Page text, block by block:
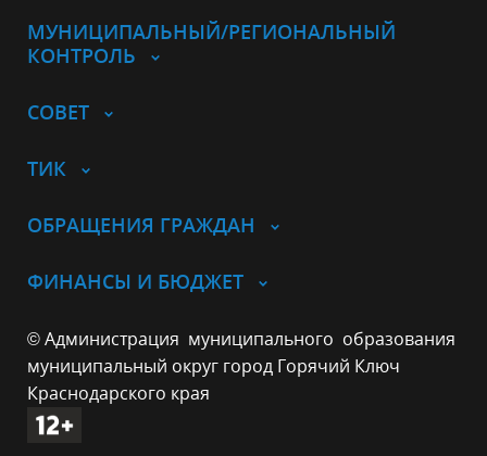
МУНИЦИПАЛЬНЫЙ/РЕГИОНАЛЬНЫЙ
КОНТРОЛЬ
СОВЕТ
ТИК
ОБРАЩЕНИЯ ГРАЖДАН
ФИНАНСЫ И БЮДЖЕТ
© Администрация муниципального образования
муниципальный округ город Горячий Ключ
Краснодарского края